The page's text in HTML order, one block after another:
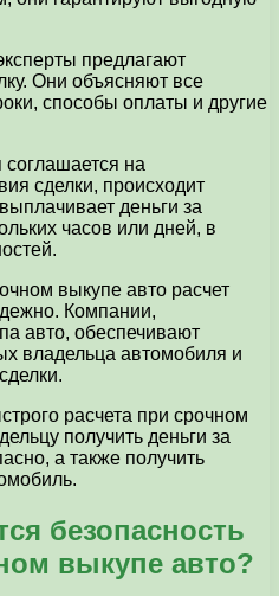
предлагают
Они объясняют все
способы оплаты и другие
на
сделки, происходит
деньги за
часов или дней, в
выкупе авто расчет
Компании,
авто, обеспечивают
владельца автомобиля и
расчета при срочном
получить деньги за
а также получить
безопасность
выкупе авто?